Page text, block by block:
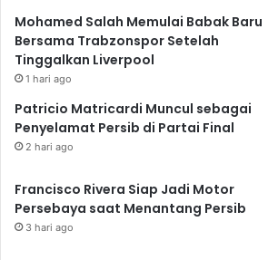
Mohamed Salah Memulai Babak Baru
Bersama Trabzonspor Setelah
Tinggalkan Liverpool
1 hari ago
Patricio Matricardi Muncul sebagai
Penyelamat Persib di Partai Final
2 hari ago
Francisco Rivera Siap Jadi Motor
Persebaya saat Menantang Persib
3 hari ago